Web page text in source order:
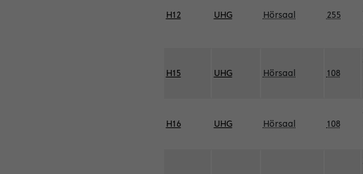
H12 UHG Hörsaal 255
H15 UHG Hörsaal 108
H16 UHG Hörsaal 108